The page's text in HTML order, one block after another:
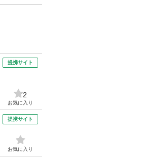
提携サイト
2
お気に入り
提携サイト
お気に入り